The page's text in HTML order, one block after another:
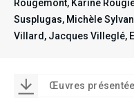
Rougemont, Karine
Susplugas, Michèle
Villard, Jacques Villeglé,
Œuvres